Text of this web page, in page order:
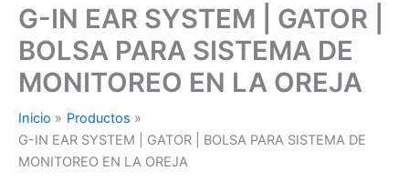
G-IN EAR SYSTEM | GATOR |
BOLSA PARA SISTEMA DE
MONITOREO EN LA OREJA
Inicio
Productos
G-IN EAR SYSTEM | GATOR | BOLSA PARA SISTEMA DE
MONITOREO EN LA OREJA